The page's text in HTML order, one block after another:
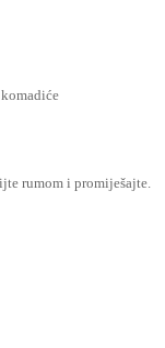
rumom i promiješajte.